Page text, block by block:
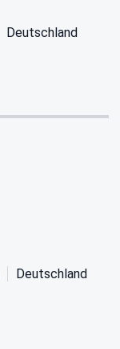
Deutschland
Deutschland